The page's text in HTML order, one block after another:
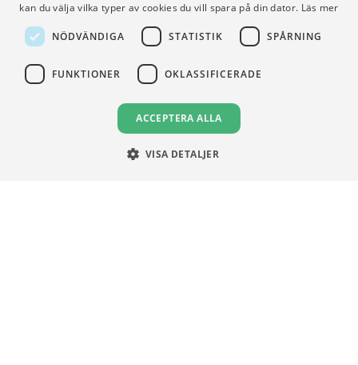
VILLKOR
Användningsvillkor
Communityregler
kan du välja vilka typer av cookies du vill spara på din dator. Läs mer
NÖDVÄNDIGA STATISTIK SPÅRNING
FUNKTIONER OKLASSIFICERADE
ACCEPTERA ALLA
VISA DETALJER